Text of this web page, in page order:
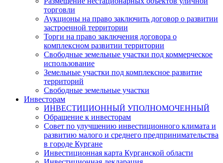
торговли
Аукционы на право заключить договор о развитии
застроенной территории
Торги на право заключения договора о
комплексном развитии территории
Свободные земельные участки под коммерческое
использование
Земельные участки под комплексное развитие
территорий
Свободные земельные участки
Инвесторам
ИНВЕСТИЦИОННЫЙ УПОЛНОМОЧЕННЫЙ
Обращение к инвесторам
Совет по улучшению инвестиционного климата и
развитию малого и среднего предпринимательства
в городе Кургане
Инвестиционная карта Курганской области